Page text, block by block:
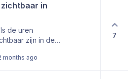
maar dit heeft als
kwijt raak doordat ik
wil hebben.
in
de uren
zijn in de
uren per week/maand
months ago
7